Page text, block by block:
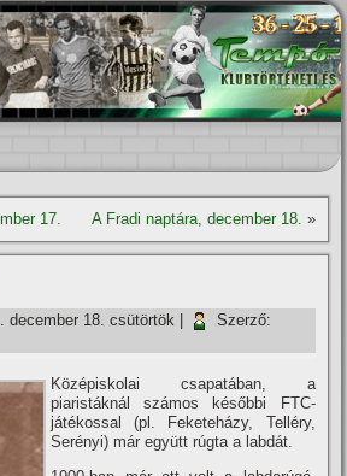
17. A Fradi naptára, december 18. »
december 18. csütörtök
Szerző:
Középiskolai csapatában, a
piaristáknál számos későbbi FTC-
játékossal (pl. Feketeházy, Telléry,
Serényi) már együtt rúgta a labdát.